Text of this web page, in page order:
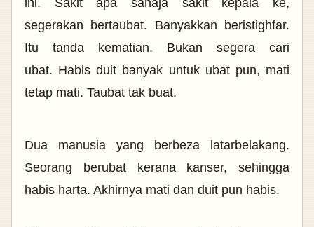
ini. Sakit apa sahaja sakit kepala ke,
segerakan bertaubat. Banyakkan beristighfar.
Itu tanda kematian. Bukan segera cari
ubat. Habis duit banyak untuk ubat pun, mati
tetap mati. Taubat tak buat.
Dua manusia yang berbeza latarbelakang.
Seorang berubat kerana kanser, sehingga
habis harta. Akhirnya mati dan duit pun habis.